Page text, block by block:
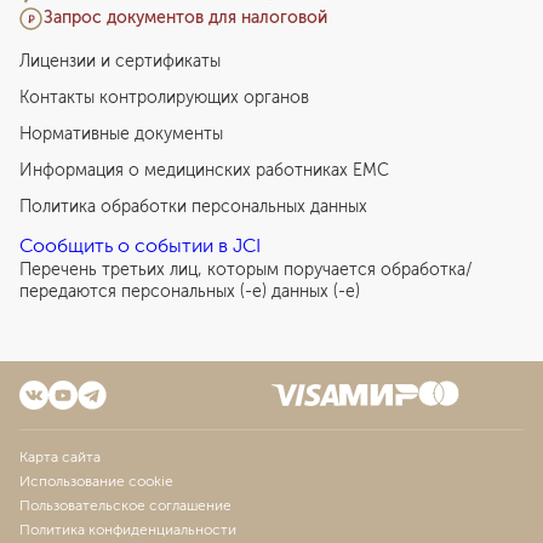
Запрос документов для налоговой
Лицензии и сертификаты
Контакты контролирующих органов
Нормативные документы
Информация о медицинских работниках EMC
Политика обработки персональных данных
Сообщить о событии в JCI
Перечень третьих лиц, которым поручается обработка/
передаются персональных (-е) данных (-е)
Карта сайта
Использование cookie
Пользовательское соглашение
Политика конфиденциальности